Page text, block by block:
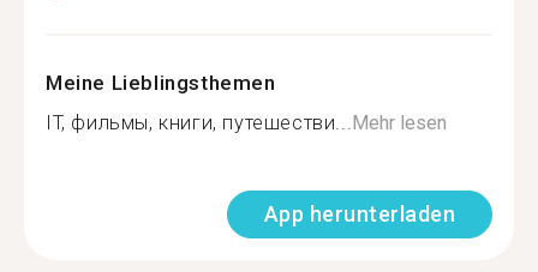
Meine Lieblingsthemen
IT, фильмы, книги, путешестви...Mehr lesen
App herunterladen